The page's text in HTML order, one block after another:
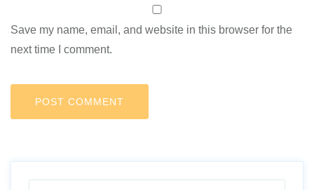
Save my name, email, and website in this browser for the
next time I comment.